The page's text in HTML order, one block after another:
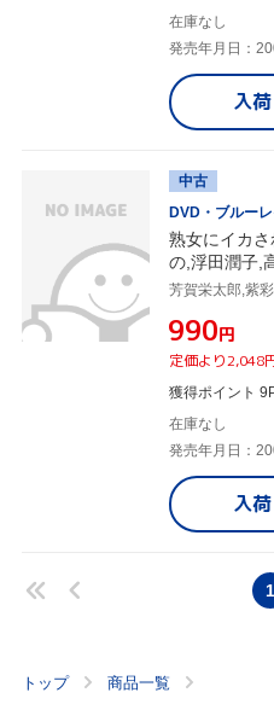
在庫なし
発売年月日：
入
中古
DVD・ブルー
熟女にイカ
の,浮田潤子,
芳賀栄太郎,紫
¥990円
定価より2,048
獲得ポイント
在庫なし
発売年月日：
入
1
トップ 商品一覧